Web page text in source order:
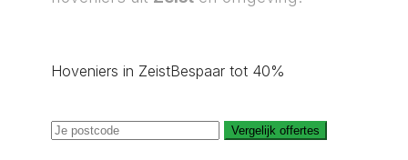
Hoveniers in ZeistBespaar tot 40%
Vergelijk offertes